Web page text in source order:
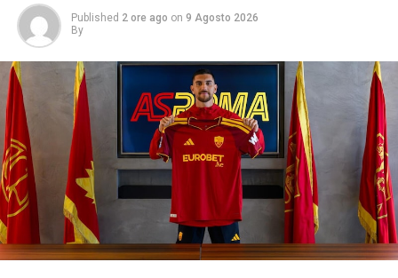
Published 2 ore ago on 9 Agosto 2026
By